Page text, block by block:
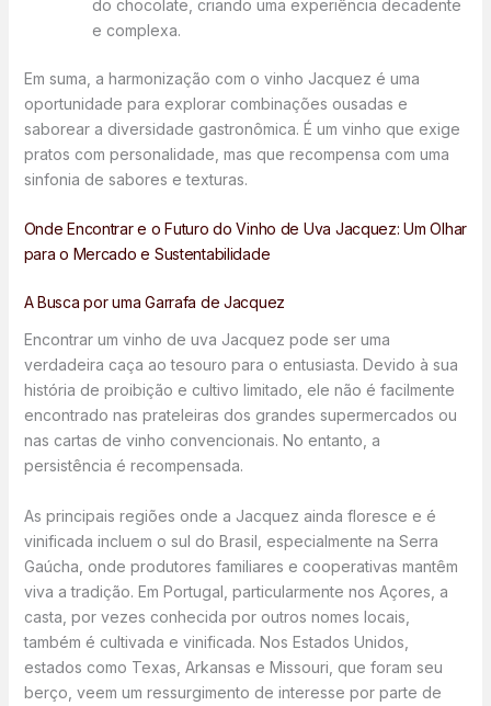
do chocolate, criando uma experiência decadente
e complexa.
Em suma, a harmonização com o vinho Jacquez é uma
oportunidade para explorar combinações ousadas e
saborear a diversidade gastronômica. É um vinho que exige
pratos com personalidade, mas que recompensa com uma
sinfonia de sabores e texturas.
Onde Encontrar e o Futuro do Vinho de Uva Jacquez: Um Olhar
para o Mercado e Sustentabilidade
A Busca por uma Garrafa de Jacquez
Encontrar um vinho de uva Jacquez pode ser uma
verdadeira caça ao tesouro para o entusiasta. Devido à sua
história de proibição e cultivo limitado, ele não é facilmente
encontrado nas prateleiras dos grandes supermercados ou
nas cartas de vinho convencionais. No entanto, a
persistência é recompensada.
As principais regiões onde a Jacquez ainda floresce e é
vinificada incluem o sul do Brasil, especialmente na Serra
Gaúcha, onde produtores familiares e cooperativas mantêm
viva a tradição. Em Portugal, particularmente nos Açores, a
casta, por vezes conhecida por outros nomes locais,
também é cultivada e vinificada. Nos Estados Unidos,
estados como Texas, Arkansas e Missouri, que foram seu
berço, veem um ressurgimento de interesse por parte de